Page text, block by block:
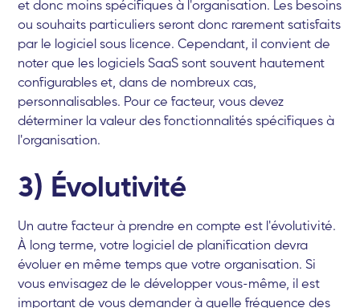
et donc moins spécifiques à l'organisation. Les besoins
ou souhaits particuliers seront donc rarement satisfaits
par le logiciel sous licence. Cependant, il convient de
noter que les logiciels SaaS sont souvent hautement
configurables et, dans de nombreux cas,
personnalisables. Pour ce facteur, vous devez
déterminer la valeur des fonctionnalités spécifiques à
l'organisation.
3) Évolutivité
Un autre facteur à prendre en compte est l'évolutivité.
À long terme, votre logiciel de planification devra
évoluer en même temps que votre organisation. Si
vous envisagez de le développer vous-même, il est
important de vous demander à quelle fréquence des